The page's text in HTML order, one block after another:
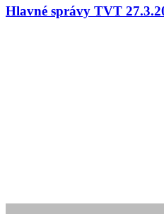
Hlavné správy TVT